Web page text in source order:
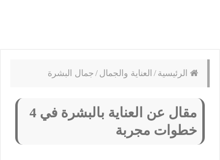
الرئيسية / العناية والجمال / جمال البشرة
مقال عن العناية بالبشرة في 4
خطوات مجربة